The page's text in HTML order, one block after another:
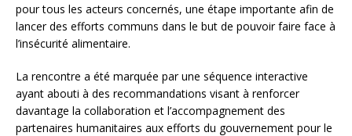
pour tous les acteurs concernés, une étape importante afin de
lancer des efforts communs dans le but de pouvoir faire face à
l’insécurité alimentaire.
La rencontre a été marquée par une séquence interactive
ayant abouti à des recommandations visant à renforcer
davantage la collaboration et l’accompagnement des
partenaires humanitaires aux efforts du gouvernement pour le